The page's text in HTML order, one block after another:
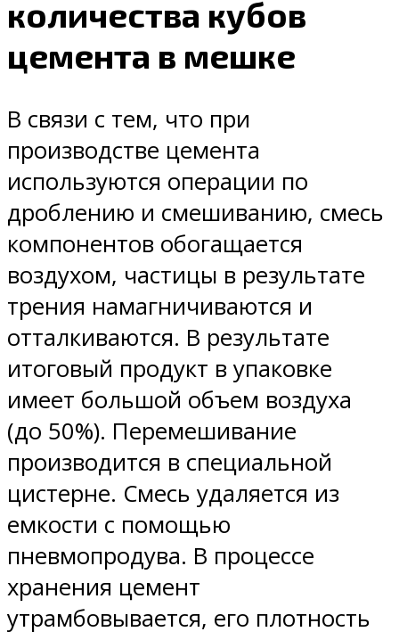
количества кубов
цемента в мешке
В связи с тем, что при
производстве цемента
используются операции по
дроблению и смешиванию, смесь
компонентов обогащается
воздухом, частицы в результате
трения намагничиваются и
отталкиваются. В результате
итоговый продукт в упаковке
имеет большой объем воздуха
(до 50%). Перемешивание
производится в специальной
цистерне. Смесь удаляется из
емкости с помощью
пневмопродува. В процессе
хранения цемент
утрамбовывается, его плотность